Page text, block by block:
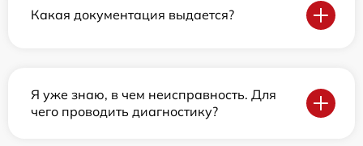
Какая документация выдается?
Я уже знаю, в чем неисправность. Для
чего проводить диагностику?